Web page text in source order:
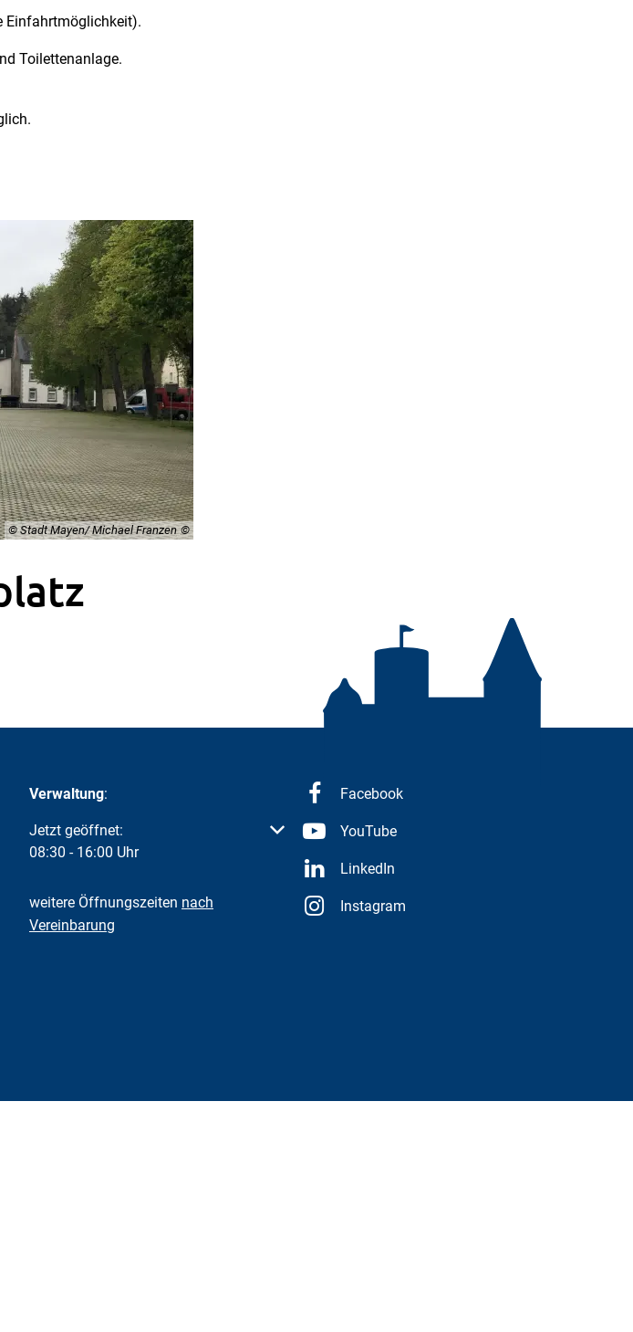
Einfahrtmöglichkeit).
Toilettenanlage.
© Stadt Mayen/ Michael Franzen
Verwaltung:
Klicken, um weitere Öffnungs- oder Schließzeiten auszublenden
Jetzt geöffnet:
08:30 - 16:00 Uhr
weitere Öffnungszeiten nach
Vereinbarung
Facebook
YouTube
LinkedIn
Instagram